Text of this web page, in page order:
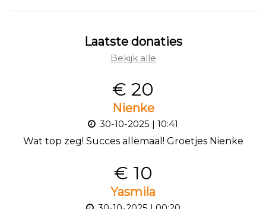
Laatste donaties
Bekijk alle
€ 20
Nienke
30-10-2025 | 10:41
Wat top zeg! Succes allemaal! Groetjes Nienke
€ 10
Yasmila